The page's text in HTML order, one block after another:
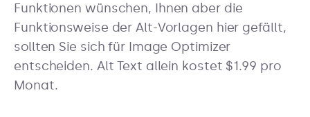
Funktionen wünschen, Ihnen aber die
Funktionsweise der Alt-Vorlagen hier gefällt,
sollten Sie sich für Image Optimizer
entscheiden. Alt Text allein kostet $1.99 pro
Monat.